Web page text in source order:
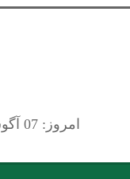
امروز: 07 آگوست 2026